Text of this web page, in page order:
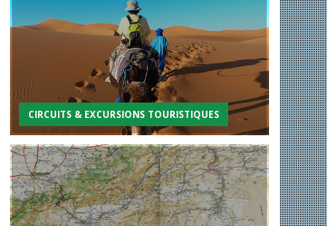
CIRCUITS & EXCURSIONS TOURISTIQUES